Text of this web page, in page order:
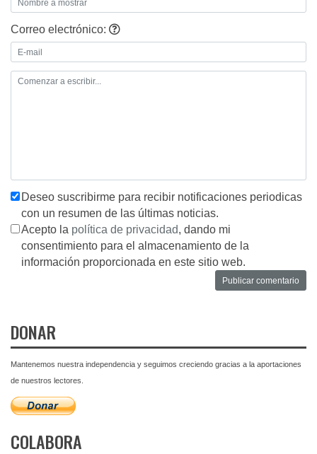
Correo electrónico:
Deseo suscribirme para recibir notificaciones periodicas
con un resumen de las últimas noticias.
Acepto la política de privacidad, dando mi
consentimiento para el almacenamiento de la
información proporcionada en este sitio web.
DONAR
Mantenemos nuestra independencia y seguimos creciendo gracias a la aportaciones
de nuestros lectores.
COLABORA